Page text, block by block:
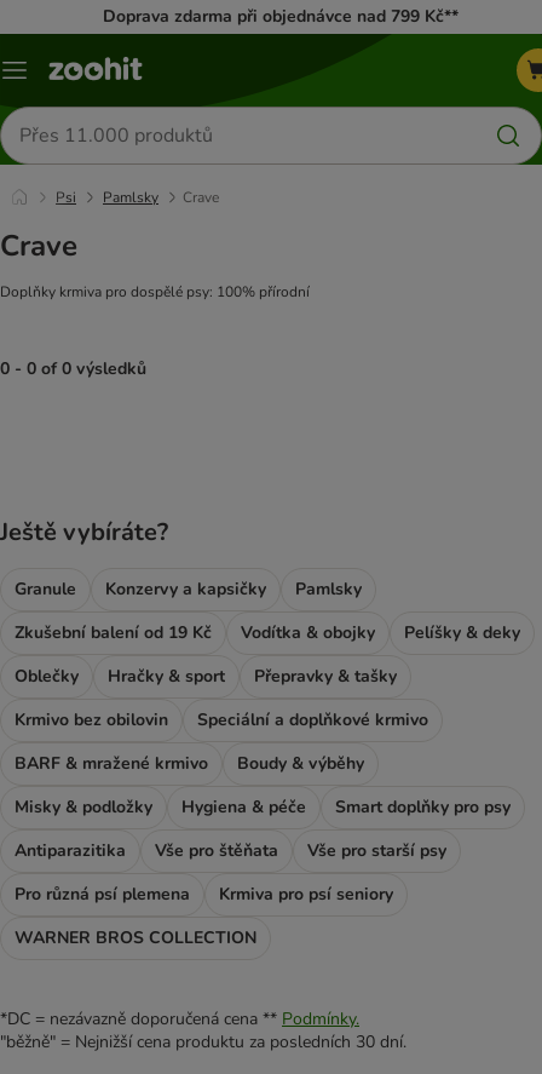
Doprava zdarma při objednávce nad 799 Kč**
Menu
Hledat
produkty
Psi Pamlsky Crave
Crave
Doplňky krmiva pro dospělé psy: 100% přírodní
0 - 0 of 0 výsledků
Ještě vybíráte?
Granule Konzervy a kapsičky
Pamlsky
Zkušební balení od 19 Kč
Vodítka & obojky
Pelíšky & deky
Oblečky
Hračky & sport
Přepravky & tašky
Krmivo bez obilovin
Speciální a doplňkové krmivo
BARF & mražené krmivo
Boudy & výběhy
Misky & podložky
Hygiena & péče
Smart doplňky pro psy
Antiparazitika
Vše pro štěňata
Vše pro starší psy
Pro různá psí plemena
Krmiva pro psí seniory
WARNER BROS COLLECTION
*DC = nezávazně doporučená cena ** Podmínky.
"běžně" = Nejnižší cena produktu za posledních 30 dní.